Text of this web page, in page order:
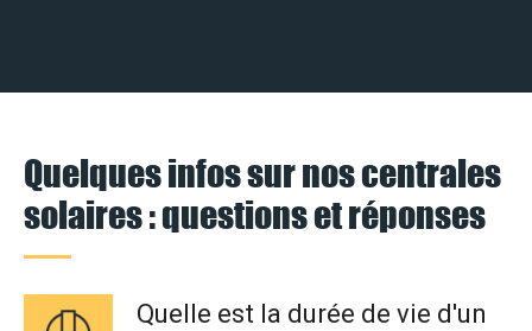
Quelques infos sur nos centrales
solaires : questions et réponses
Quelle est la durée de vie d'un